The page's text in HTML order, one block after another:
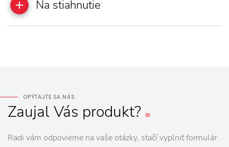
Na stiahnutie
OPÝTAJTE SA NÁS
ZaujalVás produkt?
Radi vám odpovieme na vaše otázky, stačí vyplniť formulár